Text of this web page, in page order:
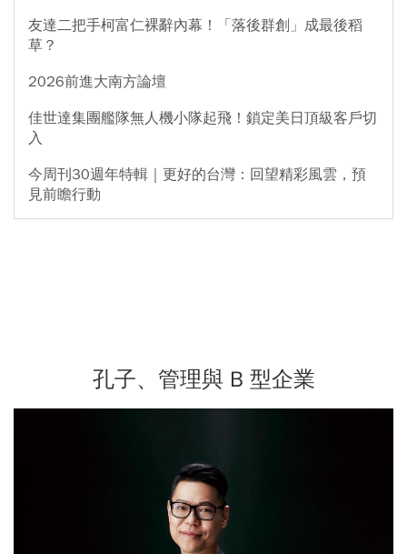
友達二把手柯富仁裸辭內幕！「落後群創」成最後稻
草？
2026前進大南方論壇
佳世達集團艦隊無人機小隊起飛！鎖定美日頂級客戶切
入
今周刊30週年特輯｜更好的台灣：回望精彩風雲，預
見前瞻行動
孔子、管理與 B 型企業